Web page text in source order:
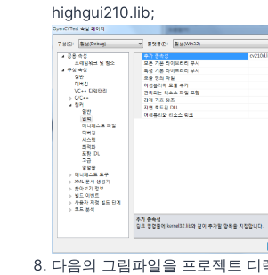
highgui210.lib;
다음의 그림파일을 프로젝트 디